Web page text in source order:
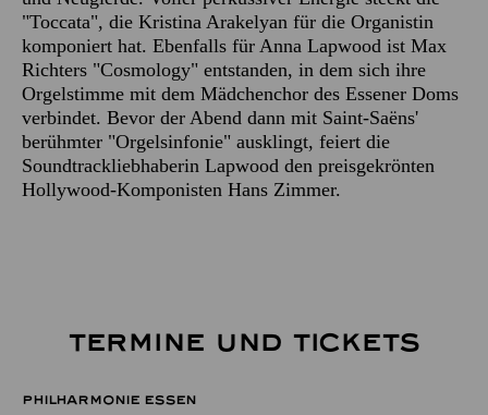
"Toccata", die Kristina Arakelyan für die Organistin
komponiert hat. Ebenfalls für Anna Lapwood ist Max
Richters "Cosmology" entstanden, in dem sich ihre
Orgelstimme mit dem Mädchenchor des Essener Doms
verbindet. Bevor der Abend dann mit Saint-Saëns'
berühmter "Orgelsinfonie" ausklingt, feiert die
Soundtrackliebhaberin Lapwood den preisgekrönten
Hollywood-Komponisten Hans Zimmer.
TERMINE UND TICKETS
PHILHARMONIE ESSEN